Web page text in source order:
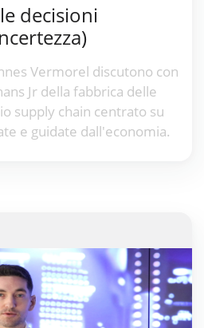
Vermorel discutono con
Jr della fabbrica delle
supply chain centrato su
e guidate dall'economia.